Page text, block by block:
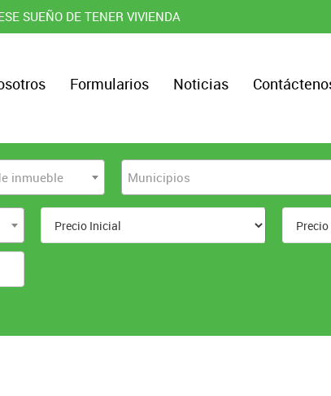
SUEÑO DE TENER VIVIENDA
Formularios Noticias
inmueble Municipios